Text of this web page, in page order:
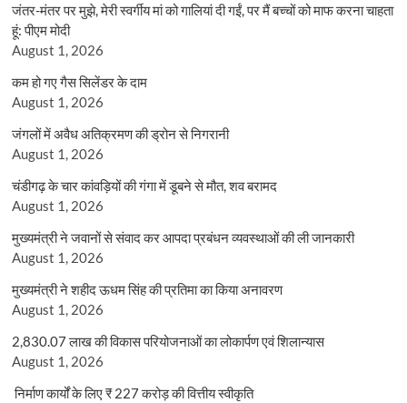
जंतर-मंतर पर मुझे, मेरी स्वर्गीय मां को गालियां दी गईं, पर मैं बच्चों को माफ करना चाहता
हूं: पीएम मोदी
August 1, 2026
कम हो गए गैस सिलेंडर के दाम
August 1, 2026
जंगलों में अवैध अतिक्रमण की ड्रोन से निगरानी
August 1, 2026
चंडीगढ़ के चार कांवड़ियों की गंगा में डूबने से मौत, शव बरामद
August 1, 2026
मुख्यमंत्री ने जवानों से संवाद कर आपदा प्रबंधन व्यवस्थाओं की ली जानकारी
August 1, 2026
मुख्यमंत्री ने शहीद ऊधम सिंह की प्रतिमा का किया अनावरण
August 1, 2026
2,830.07 लाख की विकास परियोजनाओं का लोकार्पण एवं शिलान्यास
August 1, 2026
निर्माण कार्यों के लिए ₹ 227 करोड़ की वित्तीय स्वीकृति